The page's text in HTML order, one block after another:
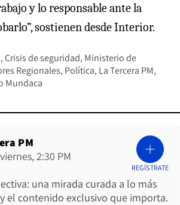
y lo responsable ante la
sostienen desde Interior.
Crisis de seguridad Ministerio de
Regionales Política La Tercera PM
Mundaca
PM
2:30 PM
una mirada curada a lo más
el contenido exclusivo que importa.
REGÍSTRATE